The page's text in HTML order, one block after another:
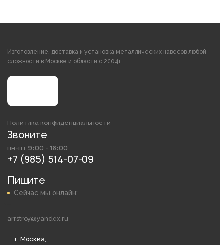
Изготовление, доставка и установка металлических навесов любой
сложности в Москве и области с 2004г.
Политика конфиденциальности
Звоните
пн-пт 9:00 - 18:00
+7 (985) 514-07-09
Пишите
Сейчас мы онлайн:
arrstroy@yandex.ru
г. Москва,